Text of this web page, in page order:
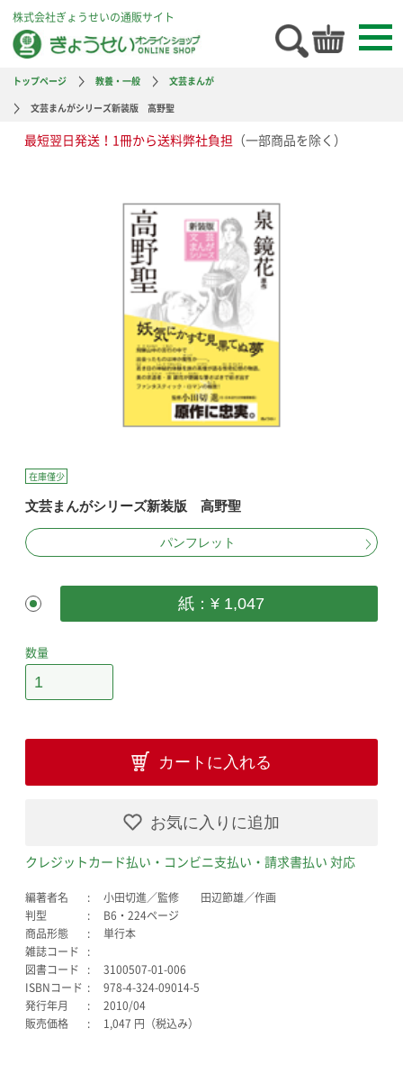
株式会社ぎょうせいの通販サイト
トップページ 教養・一般
文芸まんが
文芸まんがシリーズ新装版 高野聖
最短翌日発送！1冊から送料弊社負担 （一部商品を除く）
在庫僅少
文芸まんがシリーズ新装版 高野聖
パンフレット
紙：¥ 1,047
数量
カートに入れる
お気に入りに追加
クレジットカード払い・コンビニ支払い・請求書払い 対応
編著者名
小田切進／監修 田辺節雄／作画
判型
B6・224ページ
商品形態
単行本
雑誌コード
図書コード
3100507-01-006
ISBNコード
978-4-324-09014-5
発行年月
2010/04
販売価格
1,047 円（税込み）